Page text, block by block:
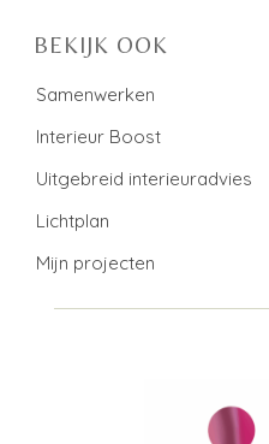
BEKIJK OOK
Samenwerken
Interieur Boost
Uitgebreid interieuradvies
Lichtplan
Mijn projecten